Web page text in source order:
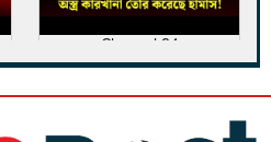
Channel 24